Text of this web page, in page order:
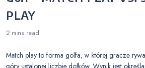
PLAY
2 mins read
Match play to forma golfa, w której gracze
góry ustalonej liczbie dołków. Wynik jest